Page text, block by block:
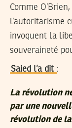
Comme
l’autoritarisme
invoquent la
souveraineté
Saied l’a dit :
La révolution
par une
révolution de